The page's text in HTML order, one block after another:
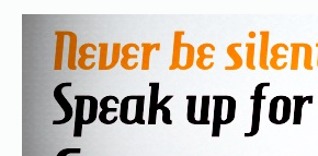
Skip to navigation
Skip to main content
Skip to primary sidebar
Skip to secondary sidebar
Skip to footer
All-
Everyone is responsible.